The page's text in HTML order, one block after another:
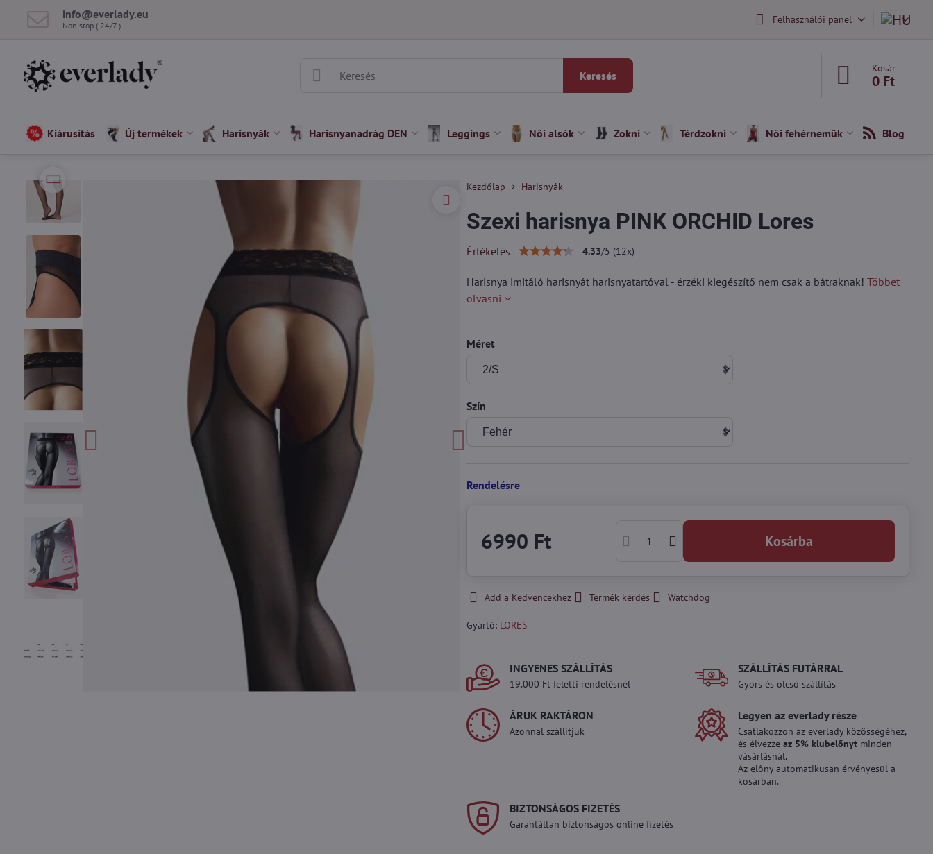
info​@everlady​.eu
Non stop ( 24/7 ) Felhasználói panel
Keresés
Kosár
0 Ft
Kiárusítás Új termékek Harisnyák Harisnyanadrág DEN Leggings Női alsók Zokni Térdzokni Női fehérneműk Blog
Kezdőlap Harisnyák
Szexi harisnya PINK ORCHID Lores
Értékelés 4.33/5 (12x)
Harisnya imitáló harisnyát harisnyatartóval - érzéki kiegészítő nem csak a bátraknak! Többet
olvasni
Méret
Szín
Rendelésre
6990 Ft Kosárba
Add a Kedvencekhez Termék kérdés Watchdog
Gyártó: LORES
INGYENES SZÁLLÍTÁS
19.000 Ft feletti rendelésnél
SZÁLLÍTÁS FUTÁRRAL
Gyors és olcsó szállítás
ÁRUK RAKTÁRON
Azonnal szállítjuk
Legyen az everlady része
Csatlakozzon az everlady közösségéhez,
és élvezzeaz 5% klubelőnyt minden
vásárlásnál.
Az előny automatikusan érvényesül a
kosárban.
BIZTONSÁGOS FIZETÉS
Garantáltan biztonságos online fizetés